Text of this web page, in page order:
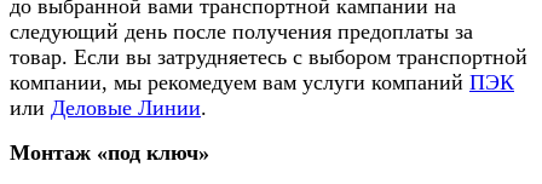
до выбранной вами транспортной кампании на
следующий день после получения предоплаты за
товар. Если вы затрудняетесь с выбором транспортной
компании, мы рекомедуем вам услуги компаний ПЭК
или Деловые Линии.
Монтаж «под ключ»